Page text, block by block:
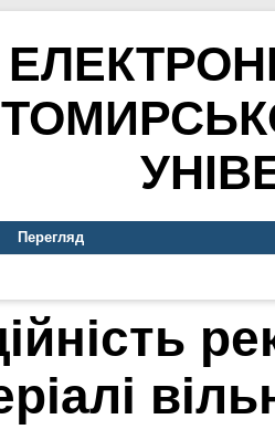
Перегляд